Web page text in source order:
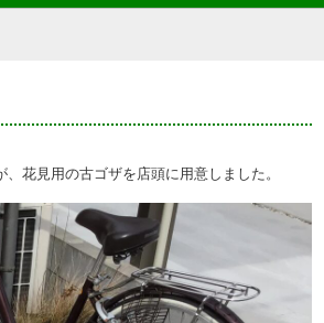
花見用の古ゴザを店頭に用意しました。